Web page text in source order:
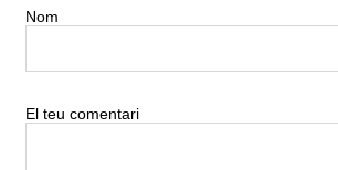
Nom
El teu comentari